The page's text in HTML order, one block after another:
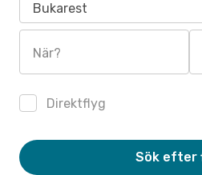
Bukarest
När?
Direktflyg
Sök efter